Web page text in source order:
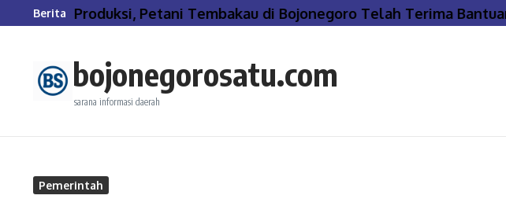
Lewati ke konten
Berita
Produksi, Petani Tembakau di Bojonegoro Telah Terima Bantuan
bojonegorosatu.com
sarana informasi daerah
Pemerintah